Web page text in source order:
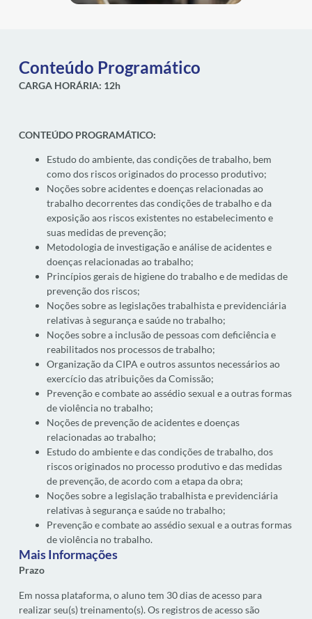
Conteúdo Programático
CARGA HORÁRIA: 12h
CONTEÚDO PROGRAMÁTICO:
Estudo do ambiente, das condições de trabalho, bem
como dos riscos originados do processo produtivo;
Noções sobre acidentes e doenças relacionadas ao
trabalho decorrentes das condições de trabalho e da
exposição aos riscos existentes no estabelecimento e
suas medidas de prevenção;
Metodologia de investigação e análise de acidentes e
doenças relacionadas ao trabalho;
Princípios gerais de higiene do trabalho e de medidas de
prevenção dos riscos;
Noções sobre as legislações trabalhista e previdenciária
relativas à segurança e saúde no trabalho;
Noções sobre a inclusão de pessoas com deficiência e
reabilitados nos processos de trabalho;
Organização da CIPA e outros assuntos necessários ao
exercício das atribuições da Comissão;
Prevenção e combate ao assédio sexual e a outras formas
de violência no trabalho;
Noções de prevenção de acidentes e doenças
relacionadas ao trabalho;
Estudo do ambiente e das condições de trabalho, dos
riscos originados no processo produtivo e das medidas
de prevenção, de acordo com a etapa da obra;
Noções sobre a legislação trabalhista e previdenciária
relativas à segurança e saúde no trabalho;
Prevenção e combate ao assédio sexual e a outras formas
de violência no trabalho.
Mais Informações
Prazo
Em nossa plataforma, o aluno tem 30 dias de acesso para
realizar seu(s) treinamento(s). Os registros de acesso são